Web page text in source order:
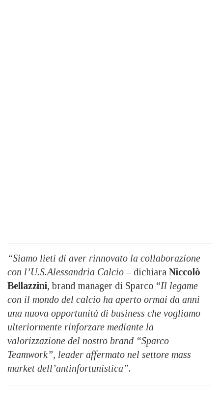
“Siamo lieti di aver rinnovato la collaborazione
con l’U.S.Alessandria Calcio – dichiara Niccolò
Bellazzini, brand manager di Sparco “Il legame
con il mondo del calcio ha aperto ormai da anni
una nuova opportunità di business che vogliamo
ulteriormente rinforzare mediante la
valorizzazione del nostro brand “Sparco
Teamwork”, leader affermato nel settore mass
market dell’antinfortunistica”.